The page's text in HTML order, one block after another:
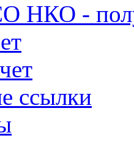
НКО -
ссылки